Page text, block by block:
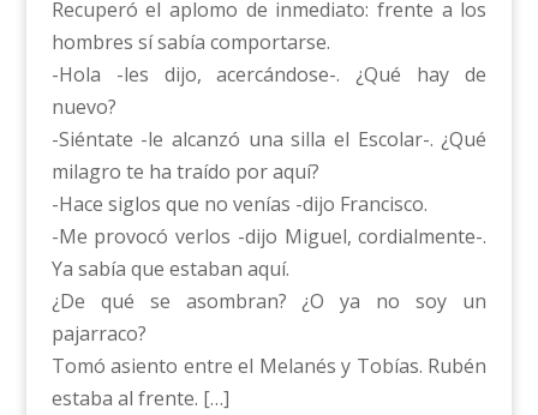
Recuperó el aplomo de inmediato: frente a los
hombres sí sabía comportarse.
-Hola -les dijo, acercándose-. ¿Qué hay de
nuevo?
-Siéntate -le alcanzó una silla el Escolar-. ¿Qué
milagro te ha traído por aquí?
-Hace siglos que no venías -dijo Francisco.
-Me provocó verlos -dijo Miguel, cordialmente-.
Ya sabía que estaban aquí.
¿De qué se asombran? ¿O ya no soy un
pajarraco?
Tomó asiento entre el Melanés y Tobías. Rubén
estaba al frente. […]